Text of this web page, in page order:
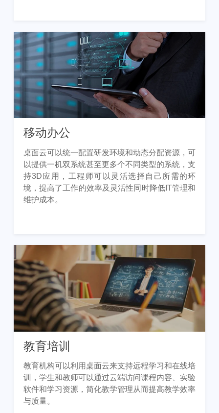
移动办公
桌面云可以统一配置研发环境和动态分配资源，可
以提供一机双系统甚至更多个不同类型的系统，支
持3D应用，工程师可以灵活选择自己所需的环
境，提高了工作的效率及灵活性同时降低IT管理和
维护成本。
教育培训
教育机构可以利用桌面云来支持远程学习和在线培
训，学生和教师可以通过云端访问课程内容、实验
软件和学习资源，简化教学管理从而提高教学效率
与质量。